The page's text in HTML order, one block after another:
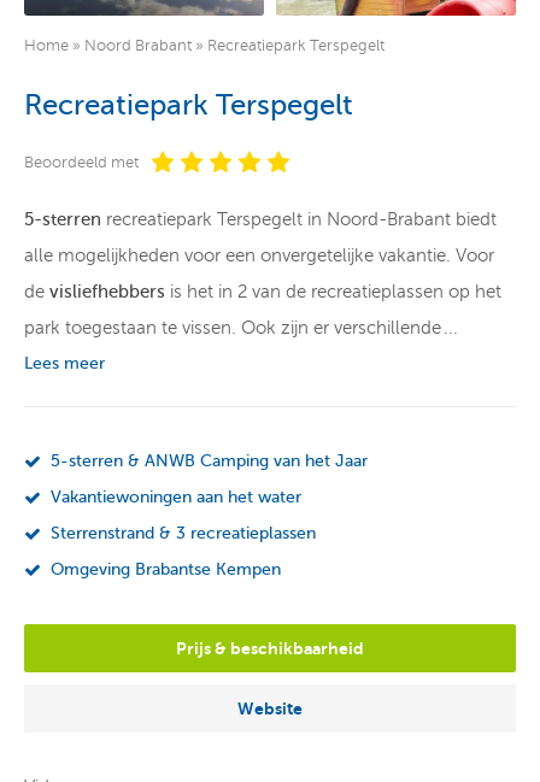
Home » Noord Brabant » Recreatiepark Terspegelt
Recreatiepark Terspegelt
Beoordeeld met
5-sterren recreatiepark Terspegelt in Noord-Brabant biedt
alle mogelijkheden voor een onvergetelijke vakantie. Voor
de visliefhebbers is het in 2 van de recreatieplassen op het
park toegestaan te vissen. Ook zijn er verschillende
aanlegsteigers
Overnachten op Terspegelt
Op Terspegelt kun je een kampeerplaats huren; een basis,
comfort of luxe plek met zelfs de mogelijkheid tot
meer luxe? Dan kun je een van de vele accommodaties
Lees meer
5-sterren & ANWB Camping van het Jaar
Vakantiewoningen aan het water
Sterrenstrand & 3 recreatieplassen
Omgeving Brabantse Kempen
Prijs & beschikbaarheid
Website